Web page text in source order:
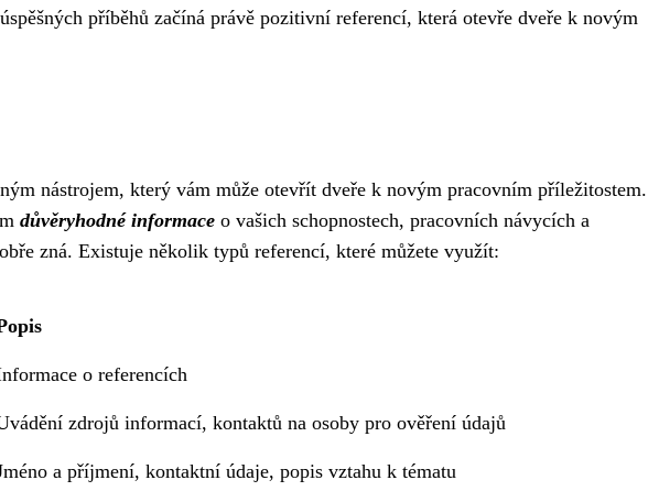
příběhů začíná právě pozitivní referencí, která otevře dveře k novým
nástrojem, který vám může otevřít dveře k novým pracovním příležitostem.
důvěryhodné informace o vašich schopnostech, pracovních návycích a
zná. Existuje několik typů referencí, které můžete využít:
o referencích
zdrojů informací, kontaktů na osoby pro ověření údajů
a příjmení, kontaktní údaje, popis vztahu k tématu